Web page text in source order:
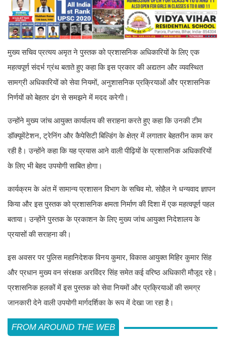
मुख्य सचिव प्रत्यय अमृत ने पुस्तक को प्रशासनिक अधिकारियों के लिए एक
महत्वपूर्ण संदर्भ ग्रंथ बताते हुए कहा कि इस प्रकार की अद्यतन और व्यवस्थित
सामग्री अधिकारियों को सेवा नियमों, अनुशासनिक प्रक्रियाओं और प्रशासनिक
निर्णयों को बेहतर ढंग से समझने में मदद करेगी।
उन्होंने मुख्य जांच आयुक्त कार्यालय की सराहना करते हुए कहा कि उनकी टीम
डॉक्यूमेंटेशन, ट्रेनिंग और कैपेसिटी बिल्डिंग के क्षेत्र में लगातार बेहतरीन काम कर
रही है। उन्होंने कहा कि यह प्रयास आने वाली पीढ़ियों के प्रशासनिक अधिकारियों
के लिए भी बेहद उपयोगी साबित होगा।
कार्यक्रम के अंत में सामान्य प्रशासन विभाग के सचिव मो. सोहैल ने धन्यवाद ज्ञापन
किया और इस पुस्तक को प्रशासनिक क्षमता निर्माण की दिशा में एक महत्वपूर्ण पहल
बताया। उन्होंने पुस्तक के प्रकाशन के लिए मुख्य जांच आयुक्त निदेशालय के
प्रयासों की सराहना की।
इस अवसर पर पुलिस महानिदेशक विनय कुमार, विकास आयुक्त मिहिर कुमार सिंह
और प्रधान मुख्य वन संरक्षक अरविंदर सिंह समेत कई वरिष्ठ अधिकारी मौजूद रहे।
प्रशासनिक हलकों में इस पुस्तक को सेवा नियमों और प्रक्रियाओं की समग्र
जानकारी देने वाली उपयोगी मार्गदर्शिका के रूप में देखा जा रहा है।
FROM AROUND THE WEB